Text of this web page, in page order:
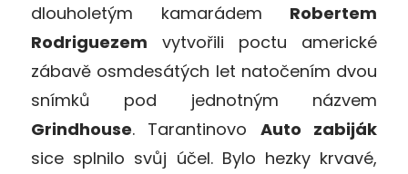
dlouholetým kamarádem Robertem
Rodriguezem vytvořili poctu americké
zábavě osmdesátých let natočením dvou
snímků pod jednotným názvem
Grindhouse. Tarantinovo Auto zabiják
sice splnilo svůj účel. Bylo hezky krvavé,